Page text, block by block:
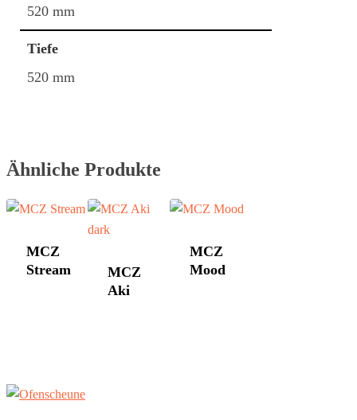
520 mm
Tiefe
520 mm
Ähnliche Produkte
MCZ
Stream
MCZ
Aki
MCZ
Mood